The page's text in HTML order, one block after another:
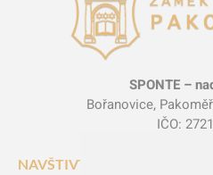
SPONTE –
Bořanovice,
IČO:
NAVŠTIVTE NÁS